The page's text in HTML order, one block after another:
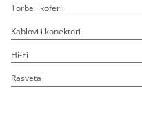
Torbe i koferi
Kablovi i konektori
Hi-Fi
Rasveta